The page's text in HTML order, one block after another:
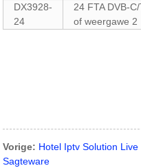
DX3928-
24
24 FTA DVB-
of weergawe 2
Vorige: Hotel Iptv Solution
Sagteware